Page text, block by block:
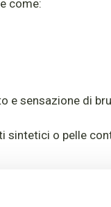
come:
e sensazione di
o pelle